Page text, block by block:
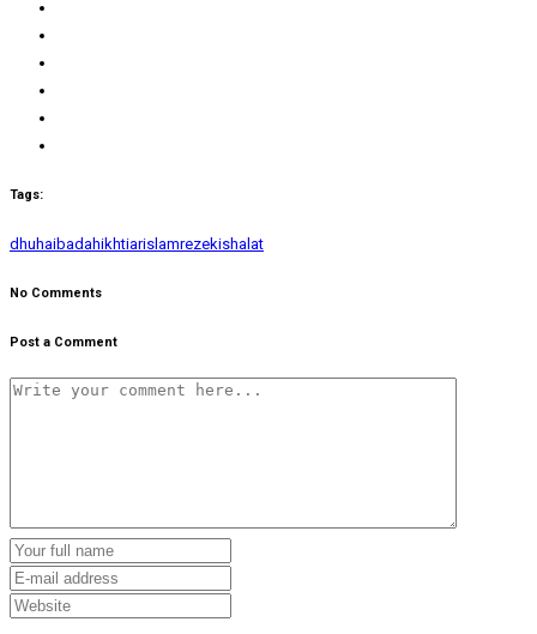
Tags:
dhuhaibadahikhtiarislamrezekishalat
No Comments
Post a Comment